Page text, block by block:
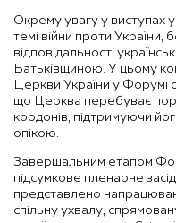
Окрему увагу у виступах
темі війни проти України,
відповідальності
Батьківщиною. У цьому
Церкви України у Форумі
що Церква перебуває
кордонів, підтримуючи
опікою.
Завершальним етапом
підсумкове пленарне
представлено
спільну ухвалу,